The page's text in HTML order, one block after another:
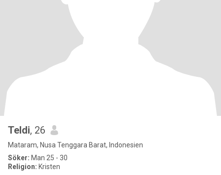
Teldi, 26
Mataram, Nusa Tenggara Barat, Indonesien
Söker: Man 25 - 30
Religion: Kristen